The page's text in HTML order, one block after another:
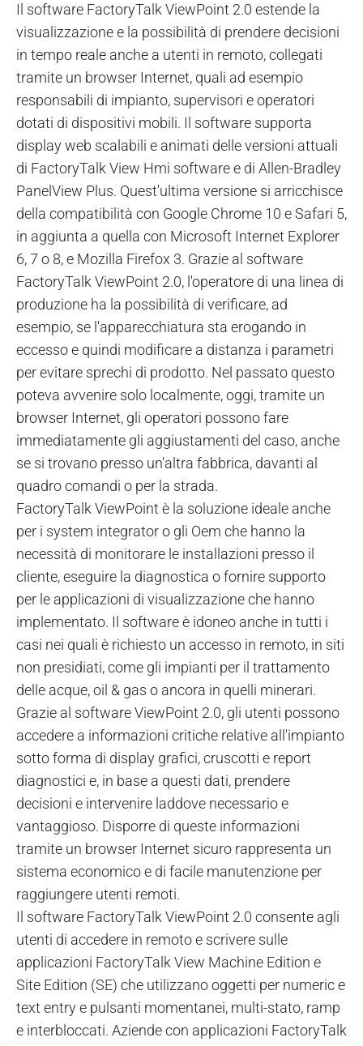
Il software FactoryTalk ViewPoint 2.0 estende la
visualizzazione e la possibilità di prendere decisioni
in tempo reale anche a utenti in remoto, collegati
tramite un browser Internet, quali ad esempio
responsabili di impianto, supervisori e operatori
dotati di dispositivi mobili. Il software supporta
display web scalabili e animati delle versioni attuali
di FactoryTalk View Hmi software e di Allen-Bradley
PanelView Plus. Quest'ultima versione si arricchisce
della compatibilità con Google Chrome 10 e Safari 5,
in aggiunta a quella con Microsoft Internet Explorer
6, 7 o 8, e Mozilla Firefox 3. Grazie al software
FactoryTalk ViewPoint 2.0, l'operatore di una linea di
produzione ha la possibilità di verificare, ad
esempio, se l'apparecchiatura sta erogando in
eccesso e quindi modificare a distanza i parametri
per evitare sprechi di prodotto. Nel passato questo
poteva avvenire solo localmente, oggi, tramite un
browser Internet, gli operatori possono fare
immediatamente gli aggiustamenti del caso, anche
se si trovano presso un'altra fabbrica, davanti al
quadro comandi o per la strada.
FactoryTalk ViewPoint è la soluzione ideale anche
per i system integrator o gli Oem che hanno la
necessità di monitorare le installazioni presso il
cliente, eseguire la diagnostica o fornire supporto
per le applicazioni di visualizzazione che hanno
implementato. Il software è idoneo anche in tutti i
casi nei quali è richiesto un accesso in remoto, in siti
non presidiati, come gli impianti per il trattamento
delle acque, oil & gas o ancora in quelli minerari.
Grazie al software ViewPoint 2.0, gli utenti possono
accedere a informazioni critiche relative all'impianto
sotto forma di display grafici, cruscotti e report
diagnostici e, in base a questi dati, prendere
decisioni e intervenire laddove necessario e
vantaggioso. Disporre di queste informazioni
tramite un browser Internet sicuro rappresenta un
sistema economico e di facile manutenzione per
raggiungere utenti remoti.
Il software FactoryTalk ViewPoint 2.0 consente agli
utenti di accedere in remoto e scrivere sulle
applicazioni FactoryTalk View Machine Edition e
Site Edition (SE) che utilizzano oggetti per numeric e
text entry e pulsanti momentanei, multi-stato, ramp
e interbloccati. Aziende con applicazioni FactoryTalk